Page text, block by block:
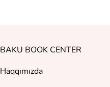
BAKU BOOK CENTER
Haqqımızda